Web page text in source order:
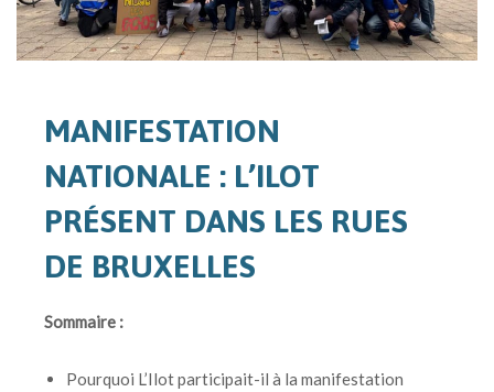
MANIFESTATION
NATIONALE : L’ILOT
PRÉSENT DANS LES RUES
DE BRUXELLES
Sommaire :
Pourquoi L’Ilot participait-il à la manifestation